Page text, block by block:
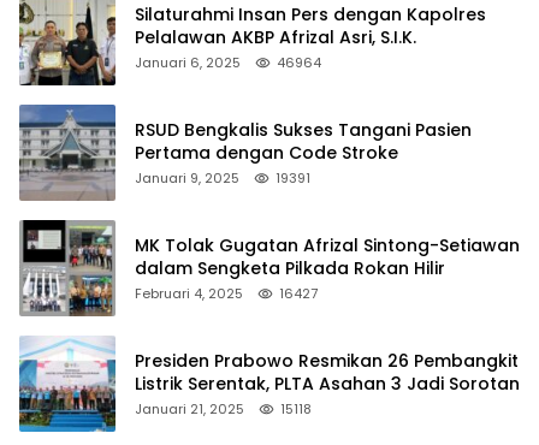
Silaturahmi Insan Pers dengan Kapolres
Pelalawan AKBP Afrizal Asri, S.I.K.
Januari 6, 2025 46964
RSUD Bengkalis Sukses Tangani Pasien
Pertama dengan Code Stroke
Januari 9, 2025 19391
MK Tolak Gugatan Afrizal Sintong-Setiawan
dalam Sengketa Pilkada Rokan Hilir
Februari 4, 2025 16427
Presiden Prabowo Resmikan 26 Pembangkit
Listrik Serentak, PLTA Asahan 3 Jadi Sorotan
Januari 21, 2025 15118